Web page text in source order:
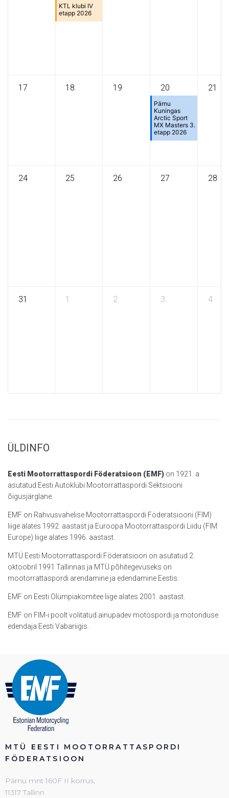
KTL klubi IV
etapp 2026
17 18 19 20
Pärnu
Kuningas
Arctic Sport
MX Masters 3.
etapp 2026
21
24 25 26 27 28
31 1 2 3 4
ÜLDINFO
Eesti Mootorrattaspordi Föderatsioon (EMF) on 1921. a
asutatud Eesti Autoklubi Mootorrattaspordi Sektsiooni
õigusjärglane.
EMF on Rahvusvahelise Mootorrattaspordi Föderatsiooni (FIM)
liige alates 1992. aastast ja Euroopa Mootorrattaspordi Liidu (FIM
Europe) liige alates 1996. aastast.
MTÜ Eesti Mootorrattaspordi Föderatsioon on asutatud 2.
oktoobril 1991 Tallinnas ja MTÜ põhitegevuseks on
mootorrattaspordi arendamine ja edendamine Eestis.
EMF on Eesti Olümpiakomitee liige alates 2001. aastast.
EMF on FIM-i poolt volitatud ainupädev motospordi ja motonduse
edendaja Eesti Vabariigis.
MTÜ EESTI MOOTORRATTASPORDI
FÖDERATSIOON
Pärnu mnt 160F II korrus,
11317 Tallinn